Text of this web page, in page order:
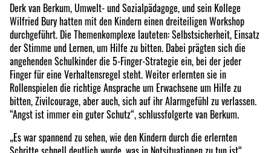
Derk van Berkum, Umwelt- und Sozialpädagoge, und sein Kollege
Wilfried Bury hatten mit den Kindern einen dreiteiligen Workshop
durchgeführt. Die Themenkomplexe lauteten: Selbstsicherheit, Einsatz
der Stimme und Lernen, um Hilfe zu bitten. Dabei prägten sich die
angehenden Schulkinder die 5-Finger-Strategie ein, bei der jeder
Finger für eine Verhaltensregel steht. Weiter erlernten sie in
Rollenspielen die richtige Ansprache um Erwachsene um Hilfe zu
bitten, Zivilcourage, aber auch, sich auf ihr Alarmgefühl zu verlassen.
“Angst ist immer ein guter Schutz“, schlussfolgerte van Berkum.
„Es war spannend zu sehen, wie den Kindern durch die erlernten